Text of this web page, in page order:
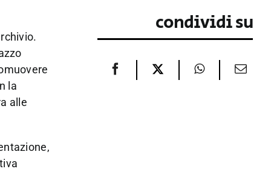
la
alle
condividi su